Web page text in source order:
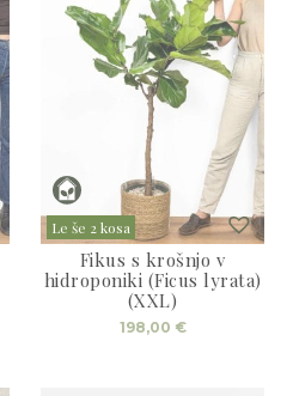
Le še 2 kosa
Fikus s krošnjo v
hidroponiki (Ficus lyrata)
(XXL)
198,00 €